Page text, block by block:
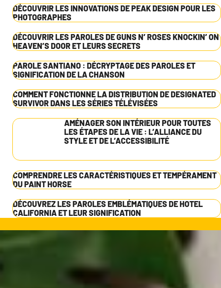
DÉCOUVRIR LES INNOVATIONS DE PEAK DESIGN POUR LES
PHOTOGRAPHES
DÉCOUVRIR LES PAROLES DE GUNS N’ ROSES KNOCKIN’ ON
HEAVEN’S DOOR ET LEURS SECRETS
PAROLE SANTIANO : DÉCRYPTAGE DES PAROLES ET
SIGNIFICATION DE LA CHANSON
COMMENT FONCTIONNE LA DISTRIBUTION DE DESIGNATED
SURVIVOR DANS LES SÉRIES TÉLÉVISÉES
AMÉNAGER SON INTÉRIEUR POUR TOUTES
LES ÉTAPES DE LA VIE : L’ALLIANCE DU
STYLE ET DE L’ACCESSIBILITÉ
COMPRENDRE LES CARACTÉRISTIQUES ET TEMPÉRAMENT
DU PAINT HORSE
DÉCOUVREZ LES PAROLES EMBLÉMATIQUES DE HOTEL
CALIFORNIA ET LEUR SIGNIFICATION